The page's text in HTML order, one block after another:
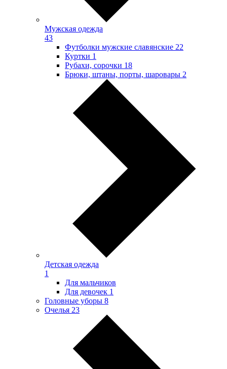
Мужская одежда
43
Футболки мужские славянские 22
Куртки 1
Рубахи, сорочки 18
Брюки, штаны, порты, шаровары 2
Детская одежда
1
Для мальчиков
Для девочек 1
Головные уборы 8
Очелья 23